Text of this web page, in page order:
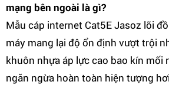
mạng bên ngoài là gì?
Mẫu cáp internet Cat5E Jasoz lõi
máy mang lại độ ổn định vượt trội
khuôn nhựa áp lực cao bao kín mối
ngăn ngừa hoàn toàn hiện tượng